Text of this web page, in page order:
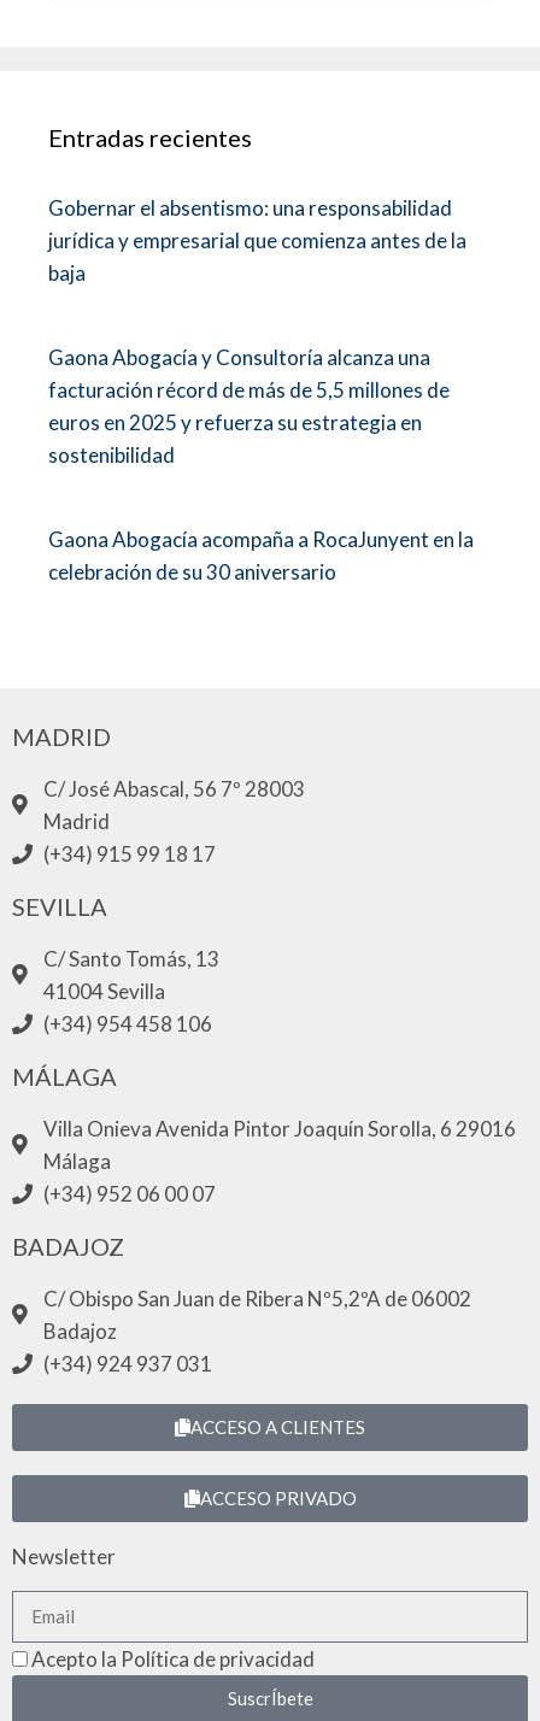
Entradas recientes
Gobernar el absentismo: una responsabilidad
jurídica y empresarial que comienza antes de la
baja
Gaona Abogacía y Consultoría alcanza una
facturación récord de más de 5,5 millones de
euros en 2025 y refuerza su estrategia en
sostenibilidad
Gaona Abogacía acompaña a RocaJunyent en la
celebración de su 30 aniversario
MADRID
C/ José Abascal, 56 7º 28003
Madrid
(+34) 915 99 18 17
SEVILLA
C/ Santo Tomás, 13
41004 Sevilla
(+34) 954 458 106
MÁLAGA
Villa Onieva Avenida Pintor Joaquín Sorolla, 6 29016
Málaga
(+34) 952 06 00 07
BADAJOZ
C/ Obispo San Juan de Ribera Nº5,2ºA de 06002
Badajoz
(+34) 924 937 031
ACCESO A CLIENTES
ACCESO PRIVADO
Newsletter
Acepto la Política de privacidad
SuscrÍbete